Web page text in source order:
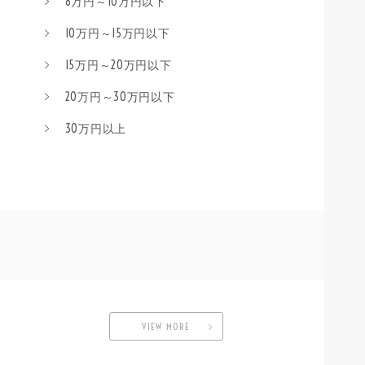
10万円～15万円以下
15万円～20万円以下
20万円～30万円以下
30万円以上
VIEW MORE